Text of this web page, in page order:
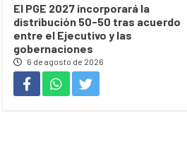
El PGE 2027 incorporará la
distribución 50-50 tras acuerdo
entre el Ejecutivo y las
gobernaciones
6 de agosto de 2026